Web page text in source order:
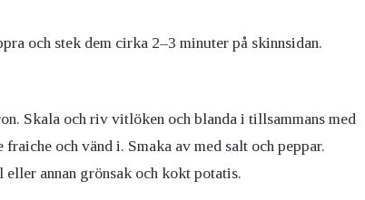
och stek dem cirka 2–3 minuter på skinnsidan.
Skala och riv vitlöken och blanda i tillsammans med
och vänd i. Smaka av med salt och peppar.
annan grönsak och kokt potatis.